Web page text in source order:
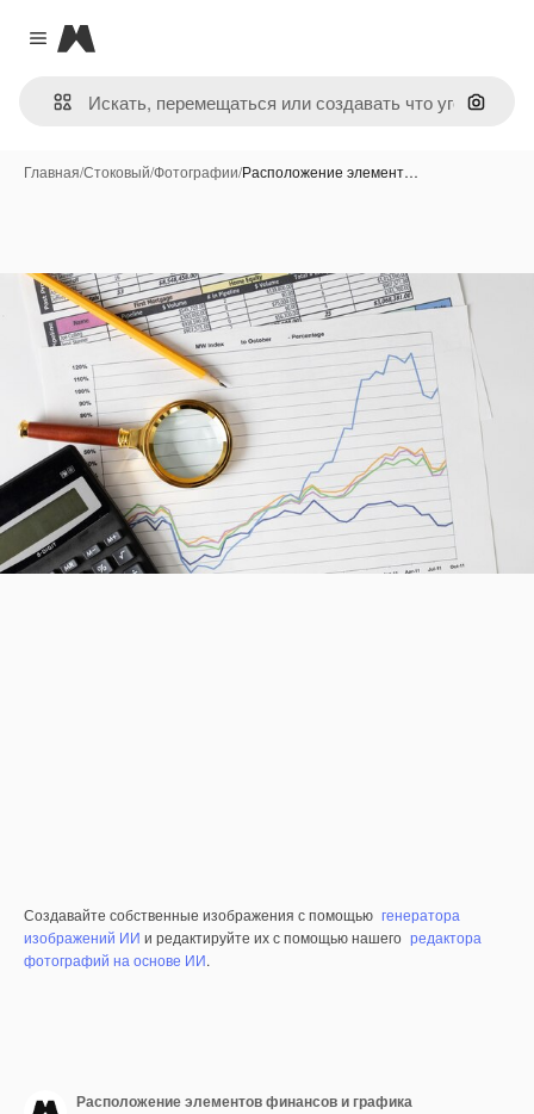
Close menu
Magnific
Поиск
Главная/Стоковый/Фотографии/Расположение элемент…
Создавайте собственные изображения с помощью генератора
изображений ИИ и редактируйте их с помощью нашего редактора
фотографий на основе ИИ.
Расположение элементов финансов и графика